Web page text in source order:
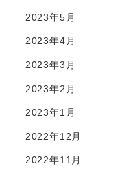
2023年5月
2023年4月
2023年3月
2023年2月
2023年1月
2022年12月
2022年11月